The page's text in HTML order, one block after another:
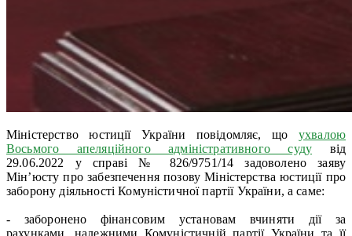
Міністерство юстиції України повідомляє, що ухвалою
Восьмого апеляційного адміністративного суду від
29.06.2022 у справі № 826/9751/14 задоволено заяву
Мін’юсту про забезпечення позову Міністерства юстиції про
заборону діяльності Комуністичної партії України, а саме:
- заборонено фінансовим установам вчиняти дії за
рахунками, належними Комуністичній партії України та її